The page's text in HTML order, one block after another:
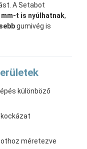
A Setabot
mm-t is nyúlhatnak,
gumivég is
különböző
méretezve